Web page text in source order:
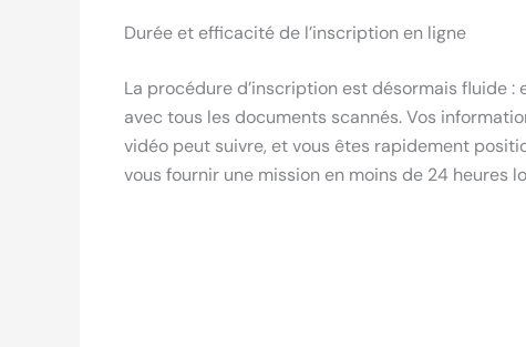
Durée et efficacité de l’inscription en ligne
La procédure d’inscription est désormais fluide
avec tous les documents scannés. Vos
vidéo peut suivre, et vous êtes rapidement
vous fournir une mission en moins de 24 heures